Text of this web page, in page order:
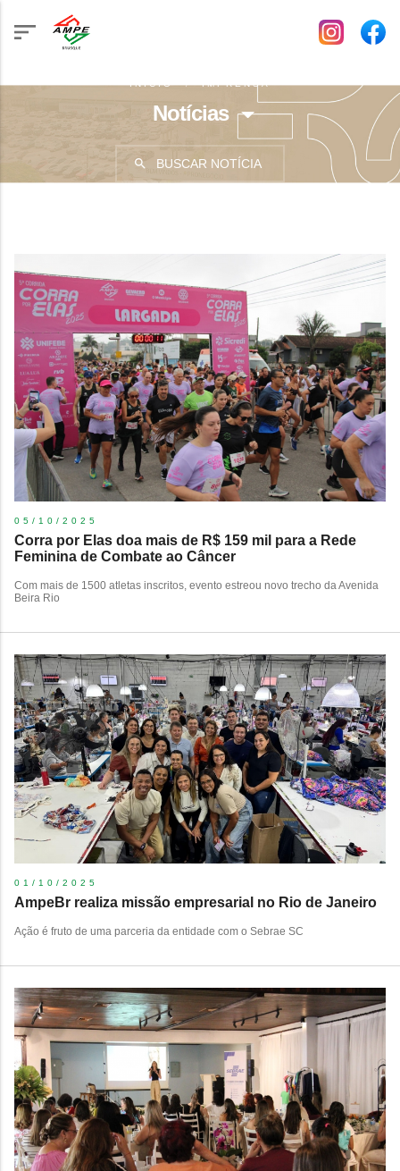
INÍCIO IMPRENSA
Notícias
BUSCAR NOTÍCIA
05/10/2025
Corra por Elas doa mais de R$ 159 mil para a Rede
Feminina de Combate ao Câncer
Com mais de 1500 atletas inscritos, evento estreou novo trecho da Avenida
Beira Rio
01/10/2025
AmpeBr realiza missão empresarial no Rio de Janeiro
Ação é fruto de uma parceria da entidade com o Sebrae SC